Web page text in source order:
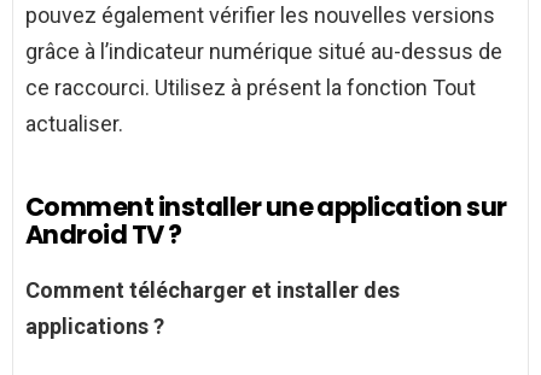
pouvez également vérifier les nouvelles versions
grâce à l’indicateur numérique situé au-dessus de
ce raccourci. Utilisez à présent la fonction Tout
actualiser.
Comment installer une application sur
Android TV ?
Comment télécharger et installer des
applications?